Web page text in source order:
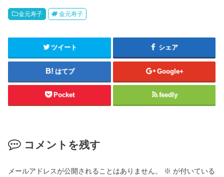
金元寿子 金元寿子
ツイート シェア
はてブ Google+
Pocket feedly
コメントを残す
メールアドレスが公開されることはありません。 ※ が付いている